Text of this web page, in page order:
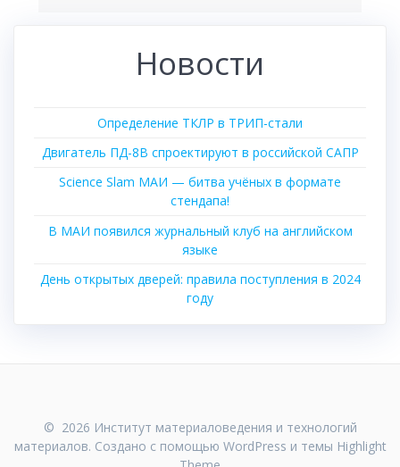
Новости
Определение ТКЛР в ТРИП-стали
Двигатель ПД-8В спроектируют в российской САПР
Science Slam МАИ — битва учёных в формате
стендапа!
В МАИ появился журнальный клуб на английском
языке
День открытых дверей: правила поступления в 2024
году
© 2026 Институт материаловедения и технологий
материалов. Создано с помощью WordPress и темы Highlight